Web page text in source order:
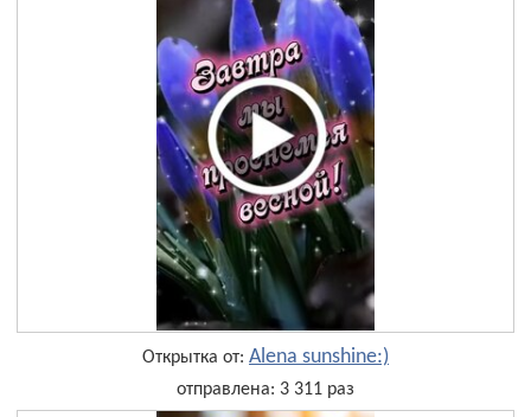
Открытка от: Alena sunshine:)
отправлена: 3 311 раз